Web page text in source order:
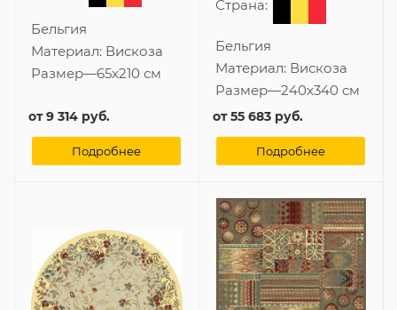
Бельгия
Материал: Вискоза
Размер—65x210 см
от9 314 руб.
Подробнее
Страна:
Бельгия
Материал: Вискоза
Размер—240x340 см
от55 683 руб.
Подробнее